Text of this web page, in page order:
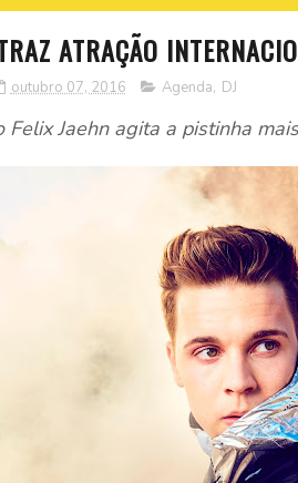
ATRAÇÃO
outubro 07, 2016 Agenda, DJ
Felix Jaehn agita a pistinha